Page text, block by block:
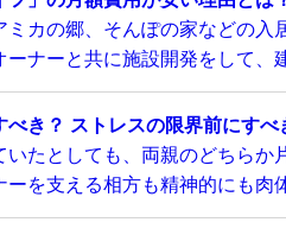
カの郷、そんぽの家などの
ナーと共に施設開発をして、
き？ ストレスの限界前にすべ
いたとしても、両親のどちら
を支える相方も精神的にも肉